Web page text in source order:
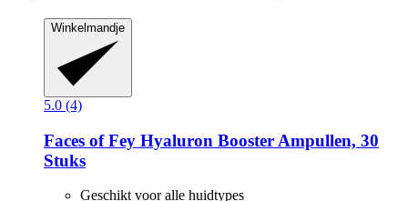
Winkelmandje
5.0 (4)
Faces of Fey Hyaluron Booster Ampullen, 30
Stuks
Geschikt voor alle huidtypes